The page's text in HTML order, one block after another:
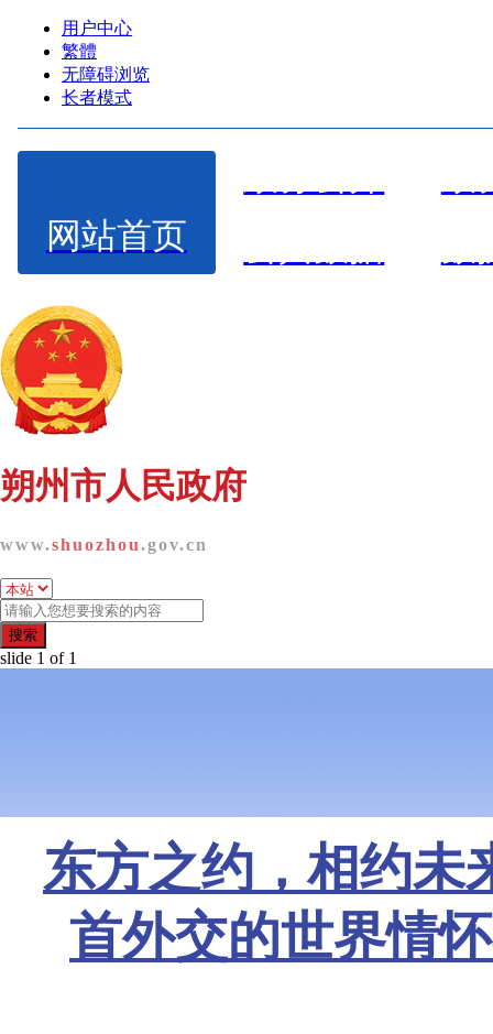
用户中心
繁體
无障碍浏览
长者模式
网站首页
朔州市人民政府
www.shuozhou.gov.cn
搜索
slide 1 of 1
东方之约，相约
首外交的世界情